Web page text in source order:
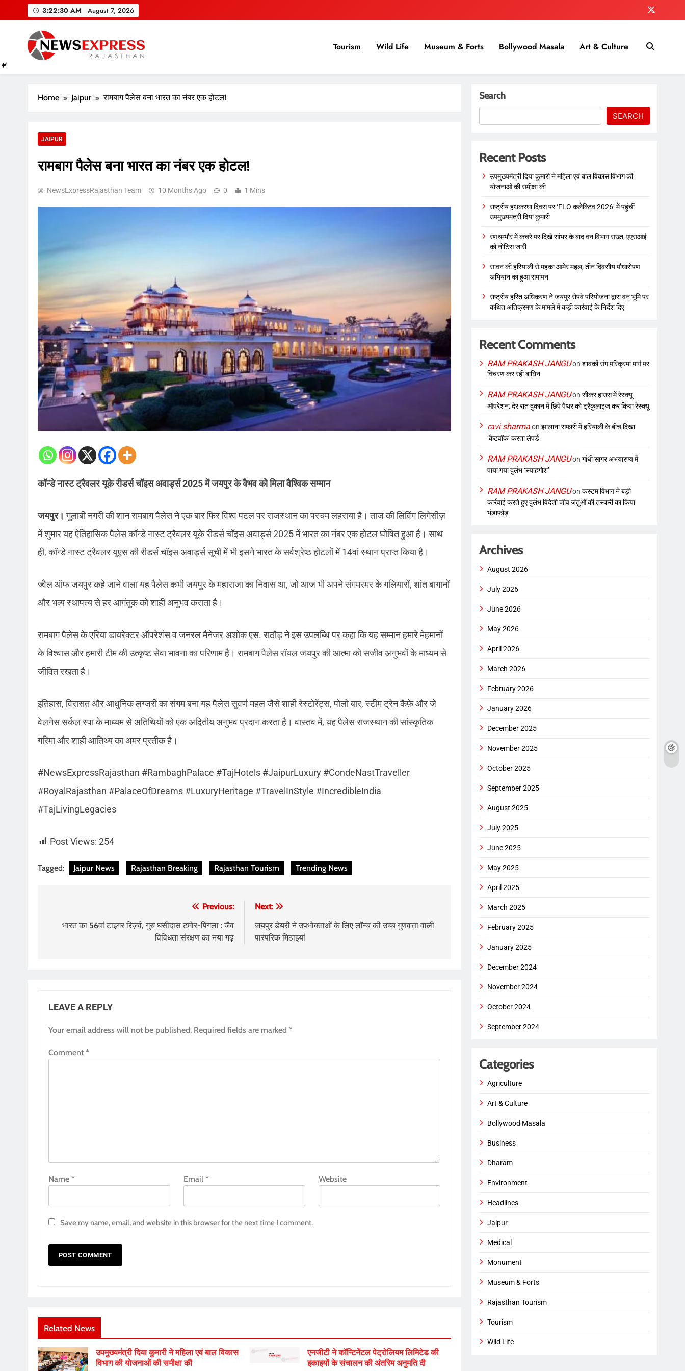
3:22:31 AM August 7, 2026
Tourism Wild Life Museum & Forts Bollywood Masala Art & Culture
Home Jaipur रामबाग पैलेस बना भारत का नंबर एक होटल!
JAIPUR
रामबाग पैलेस बना भारत का नंबर एक होटल!
NewsExpressRajasthan Team 10 Months Ago 0 1 Mins
कॉन्डे नास्ट ट्रैवलर यूके रीडर्स चॉइस अवार्ड्स 2025 में जयपुर के वैभव को मिला वैश्विक सम्मान
जयपुर।गुलाबी नगरी की शान रामबाग पैलेस ने एक बार फिर विश्व पटल पर राजस्थान का परचम लहराया है। ताज की लिविंग लिगेसीज़
में शुमार यह ऐतिहासिक पैलेस कॉन्डे नास्ट ट्रैवलर यूके रीडर्स चॉइस अवार्ड्स 2025 में भारत का नंबर एक होटल घोषित हुआ है। साथ
ही, कॉन्डे नास्ट ट्रैवलर यूएस की रीडर्स चॉइस अवार्ड्स सूची में भी इसने भारत के सर्वश्रेष्ठ होटलों में 14वां स्थान प्राप्त किया है।
ज्वैल ऑफ जयपुर कहे जाने वाला यह पैलेस कभी जयपुर के महाराजा का निवास था, जो आज भी अपने संगमरमर के गलियारों, शांत बागानों
और भव्य स्थापत्य से हर आगंतुक को शाही अनुभव कराता है।
रामबाग पैलेस के एरिया डायरेक्टर ऑपरेशंस व जनरल मैनेजर अशोक एस. राठौड़ ने इस उपलब्धि पर कहा कि यह सम्मान हमारे मेहमानों
के विश्वास और हमारी टीम की उत्कृष्ट सेवा भावना का परिणाम है। रामबाग पैलेस रॉयल जयपुर की आत्मा को सजीव अनुभवों के माध्यम से
जीवित रखता है।
इतिहास, विरासत और आधुनिक लग्जरी का संगम बना यह पैलेस सुवर्ण महल जैसे शाही रेस्टोरेंट्स, पोलो बार, स्टीम ट्रेन कैफ़े और जे
वेलनेस सर्कल स्पा के माध्यम से अतिथियों को एक अद्वितीय अनुभव प्रदान करता है। वास्तव में, यह पैलेस राजस्थान की सांस्कृतिक
गरिमा और शाही आतिथ्य का अमर प्रतीक है।
#NewsExpressRajasthan #RambaghPalace #TajHotels #JaipurLuxury #CondeNastTraveller
#RoyalRajasthan #PalaceOfDreams #LuxuryHeritage #TravelInStyle #IncredibleIndia
#TajLivingLegacies
Post Views: 254
Tagged: Jaipur News Rajasthan Breaking Rajasthan Tourism Trending News
navigation
Previous:
भारत का 56वां टाइगर रिज़र्व, गुरु घसीदास टमोर-पिंगला : जैव
विविधता संरक्षण का नया गढ़
Next:
जयपुर डेयरी ने उपभोक्ताओं के लिए लॉन्च की उच्च गुणवत्ता वाली
पारंपरिक मिठाइयां
LEAVE A REPLY
Your email address will not be published. Required fields are marked *
Comment *
Name * Email* Website
Save my name, email, and website in this browser for the next time I comment.
Related News
उपमुख्यमंत्री दिया कुमारी ने महिला एवं बाल विकास
विभाग की योजनाओं की समीक्षा की
एनजीटी ने कॉन्टिनेंटल पेट्रोलियम लिमिटेड की
इकाइयों के संचालन की अंतरिम अनुमति दी
Search
SEARCH
Recent Posts
उपमुख्यमंत्री दिया कुमारी ने महिला एवं बाल विकास विभाग की
योजनाओं की समीक्षा की
राष्ट्रीय हथकरघा दिवस पर ‘FLO कलेक्टिव 2026’ में पहुंचीं
उपमुख्यमंत्री दिया कुमारी
रणथम्भौर में कचरे पर दिखे सांभर के बाद वन विभाग सख्त, एएसआई
को नोटिस जारी
सावन की हरियाली से महका आमेर महल, तीन दिवसीय पौधारोपण
अभियान का हुआ समापन
राष्ट्रीय हरित अधिकरण ने जयपुर रोपवे परियोजना द्वारा वन भूमि पर
कथित अतिक्रमण के मामले में कड़ी कार्रवाई के निर्देश दिए
Recent Comments
RAM PRAKASH JANGUonशावकों संग परिक्रमा मार्ग पर
विचरण कर रही बाघिन
RAM PRAKASH JANGUonसीकर हाउस में रेस्क्यू
ऑपरेशन: देर रात दुकान में छिपे पैंथर को ट्रैंकुलाइज कर किया रेस्क्यू
ravi sharmaonझालाना सफारी में हरियाली के बीच दिखा
‘कैटवॉक’ करता लेपर्ड
RAM PRAKASH JANGUonगांधी सागर अभयारण्य में
पाया गया दुर्लभ ‘स्याहगोश’
RAM PRAKASH JANGUonकस्टम विभाग ने बड़ी
कार्रवाई करते हुए दुर्लभ विदेशी जीव जंतुओं की तस्करी का किया
भंडाफोड़
Archives
August 2026
July 2026
June 2026
May 2026
April 2026
March 2026
February 2026
January 2026
December 2025
November 2025
October 2025
September 2025
August 2025
July 2025
June 2025
May 2025
April 2025
March 2025
February 2025
January 2025
December 2024
November 2024
October 2024
September 2024
Categories
Agriculture
Art & Culture
Bollywood Masala
Business
Dharam
Environment
Headlines
Jaipur
Medical
Monument
Museum & Forts
Rajasthan Tourism
Tourism
Wild Life